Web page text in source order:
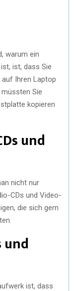
warum ein
ist, dass Sie
auf Ihren Laptop
Sie
kopieren
und
nicht nur
CDs und Video-
die sich gern
und
ist, dass